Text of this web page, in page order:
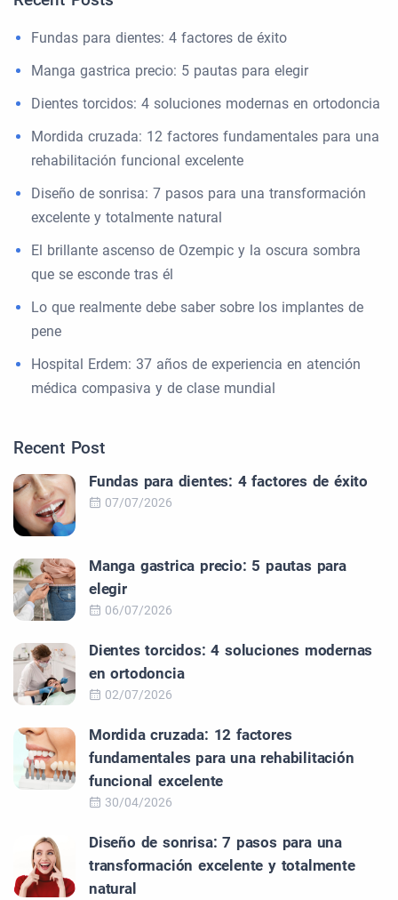
Fundas para dientes: 4 factores de éxito
Manga gastrica precio: 5 pautas para elegir
Dientes torcidos: 4 soluciones modernas en ortodoncia
Mordida cruzada: 12 factores fundamentales para una
rehabilitación funcional excelente
Diseño de sonrisa: 7 pasos para una transformación
excelente y totalmente natural
El brillante ascenso de Ozempic y la oscura sombra
que se esconde tras él
Lo que realmente debe saber sobre los implantes de
pene
Hospital Erdem: 37 años de experiencia en atención
médica compasiva y de clase mundial
Recent Post
Fundas para dientes: 4 factores de éxito
07/07/2026
Manga gastrica precio: 5 pautas para
elegir
06/07/2026
Dientes torcidos: 4 soluciones modernas
en ortodoncia
02/07/2026
Mordida cruzada: 12 factores
fundamentales para una rehabilitación
funcional excelente
30/04/2026
Diseño de sonrisa: 7 pasos para una
transformación excelente y totalmente
natural